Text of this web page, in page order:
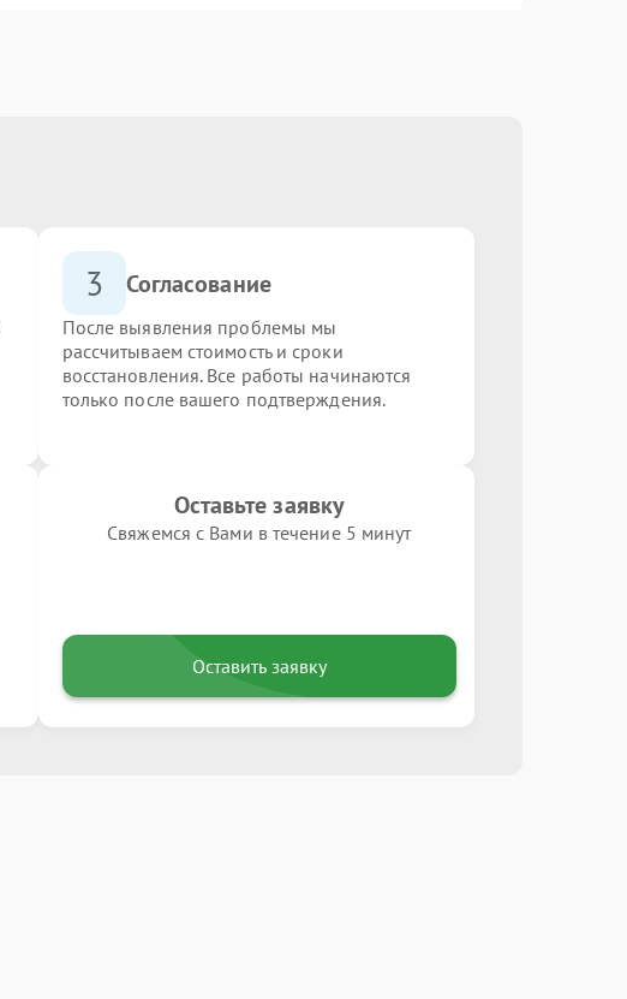
3 Согласование
После выявления проблемы мы
рассчитываем стоимость и сроки
восстановления. Все работы начинаются
только после вашего подтверждения.
Оставьте заявку
Свяжемся с Вами в течение 5 минут
Оставить заявку